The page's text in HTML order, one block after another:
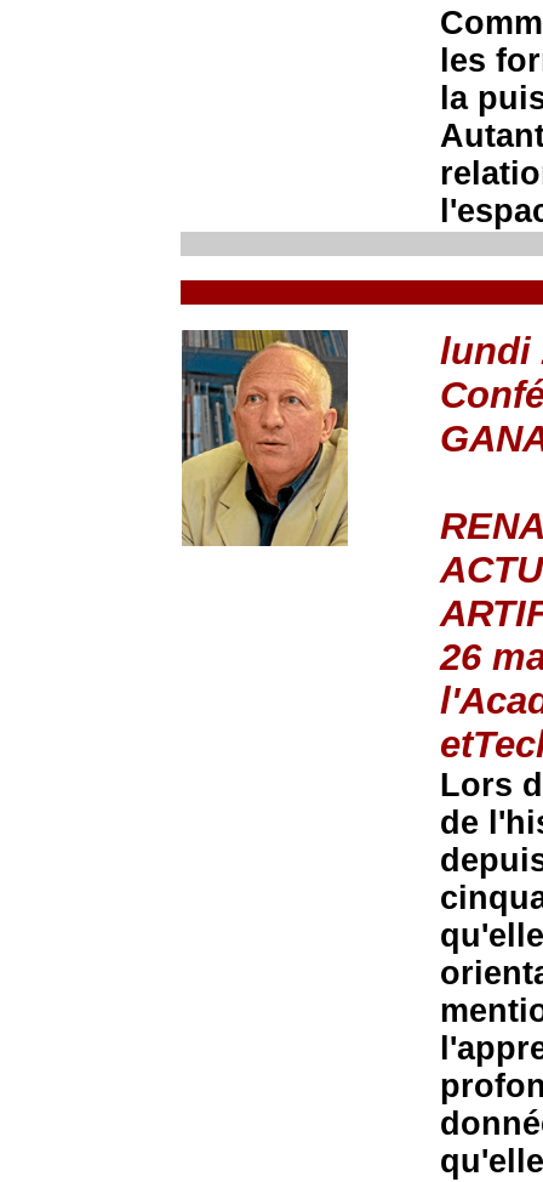
les
la
lundi
26
Lors
de